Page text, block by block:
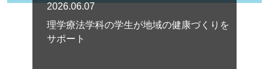
2026.06.07
理学療法学科の学生が地域の健康づくりを
サポート